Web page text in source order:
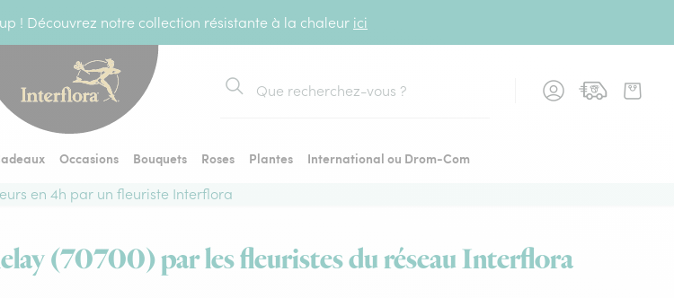
! Découvrez notre collection résistante à la chaleur ici
Rechercher
Occasions Bouquets Roses Plantes
International ou Drom-Com
en 4h par un fleuriste Interflora
(70700) par les fleuristes du réseau Interflora